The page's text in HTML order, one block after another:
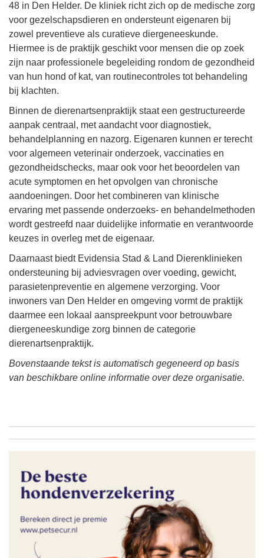
48 in Den Helder. De kliniek richt zich op de medische zorg
voor gezelschapsdieren en ondersteunt eigenaren bij
zowel preventieve als curatieve diergeneeskunde.
Hiermee is de praktijk geschikt voor mensen die op zoek
zijn naar professionele begeleiding rondom de gezondheid
van hun hond of kat, van routinecontroles tot behandeling
bij klachten.
Binnen de dierenartsenpraktijk staat een gestructureerde
aanpak centraal, met aandacht voor diagnostiek,
behandelplanning en nazorg. Eigenaren kunnen er terecht
voor algemeen veterinair onderzoek, vaccinaties en
gezondheidschecks, maar ook voor het beoordelen van
acute symptomen en het opvolgen van chronische
aandoeningen. Door het combineren van klinische
ervaring met passende onderzoeks- en behandelmethoden
wordt gestreefd naar duidelijke informatie en verantwoorde
keuzes in overleg met de eigenaar.
Daarnaast biedt Evidensia Stad & Land Dierenklinieken
ondersteuning bij adviesvragen over voeding, gewicht,
parasietenpreventie en algemene verzorging. Voor
inwoners van Den Helder en omgeving vormt de praktijk
daarmee een lokaal aanspreekpunt voor betrouwbare
diergeneeskundige zorg binnen de categorie
dierenartsenpraktijk.
Bovenstaande tekst is automatisch gegeneerd op basis
van beschikbare online informatie over deze organisatie.